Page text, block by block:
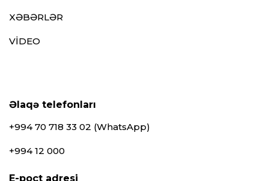
XƏBƏRLƏR
VİDEO
Əlaqə telefonları
+994 70 718 33 02 (WhatsApp)
+994 12 000
E-poçt adresi